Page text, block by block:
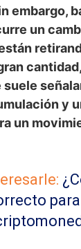
embargo,
un
y
un